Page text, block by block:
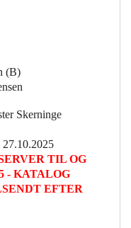
(B)
Skerninge
27.10.2025
TIL OG
- KATALOG
EFTER